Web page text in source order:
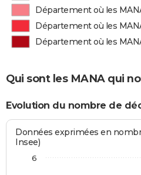
Département où les
Département où les
Département où les
Qui sont les MANA qui
Evolution du nombre de
Données exprimées en
Insee)
6